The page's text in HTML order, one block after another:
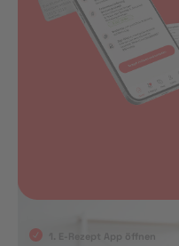
1. E-Rezept App öffnen